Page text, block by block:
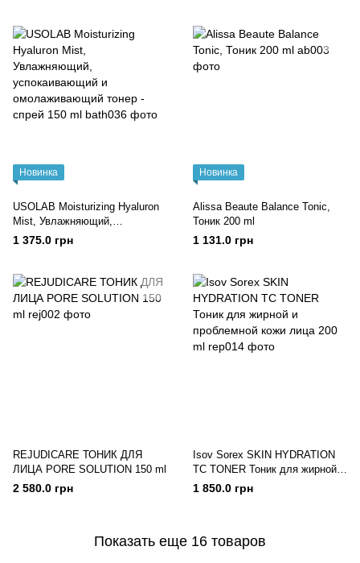
Новинка
USOLAB Moisturizing Hyaluron
Mist, Увлажняющий,
успокаивающий и
омолаживающий тонер - спрей
1 375.0 грн
Новинка
Alissa Beaute Balance Tonic,
Тоник 200 ml
1 131.0 грн
REJUDICARE ТОНИК ДЛЯ
ЛИЦА PORE SOLUTION 150 ml
2 580.0 грн
Isov Sorex SKIN HYDRATION
TC TONER Тоник для жирной и
проблемной кожи лица 200 ml
1 850.0 грн
Показать еще 16 товаров